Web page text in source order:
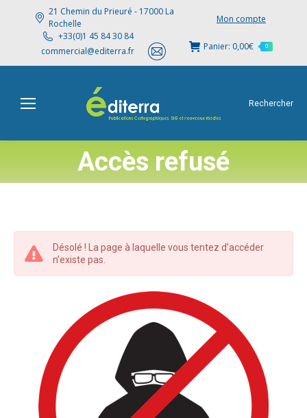
21 Chemin du Prieuré - 17000 La
Rochelle
+33(0)1 45 84 30 84
commercial@editerra.fr
Mon compte
Panier: 0,00€ 0
Rechercher
Accès refusé
Désolé ! La page à laquelle vous tentez d’accéder
n’existe pas.